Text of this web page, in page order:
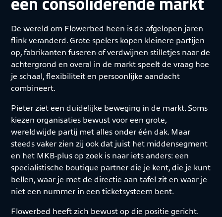
De wereld om Flowerbed heen is de afgelopen jaren
flink veranderd. Grote spelers kopen kleinere partijen
op, fabrikanten fuseren of verdwijnen stilletjes naar de
achtergrond en overal in de markt speelt de vraag hoe
je schaal, flexibiliteit en persoonlijke aandacht
combineert.
Pieter ziet een duidelijke beweging in de markt. Soms
kiezen organisaties bewust voor een grote,
wereldwijde partij met alles onder één dak. Maar
steeds vaker zien zij ook dat juist het middensegment
en het MKB-plus op zoek is naar iets anders: een
specialistische boutique partner die je kent, die je kunt
bellen, waar je met de directie aan tafel zit en waar je
niet een nummer in een ticketsysteem bent.
Flowerbed heeft zich bewust op die positie gericht.